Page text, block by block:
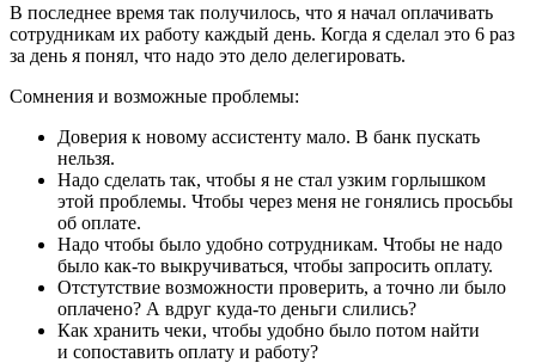
В последнее время так получилось, что я начал оплачивать
сотрудникам их работу каждый день. Когда я сделал это 6 раз
за день я понял, что надо это дело делегировать.
Сомнения и возможные проблемы:
Доверия к новому ассистенту мало. В банк пускать
нельзя.
Надо сделать так, чтобы я не стал узким горлышком
этой проблемы. Чтобы через меня не гонялись просьбы
об оплате.
Надо чтобы было удобно сотрудникам. Чтобы не надо
было как-то выкручиваться, чтобы запросить оплату.
Отстутствие возможности проверить, а точно ли было
оплачено? А вдруг куда-то деньги слились?
Как хранить чеки, чтобы удобно было потом найти
и сопоставить оплату и работу?